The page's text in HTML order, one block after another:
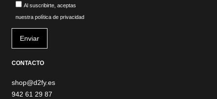
Al suscribirte, aceptas
nuestra política de privacidad
CONTACTO
shop@d2fy.es
942 61 29 87